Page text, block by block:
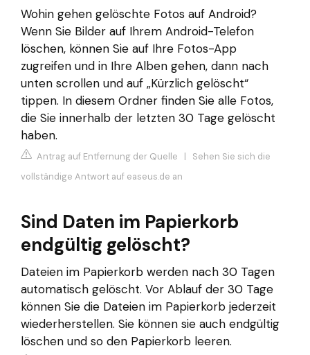
Wohin gehen gelöschte Fotos auf Android?
Wenn Sie Bilder auf Ihrem Android-Telefon
löschen, können Sie auf Ihre Fotos-App
zugreifen und in Ihre Alben gehen, dann nach
unten scrollen und auf „Kürzlich gelöscht“
tippen. In diesem Ordner finden Sie alle Fotos,
die Sie innerhalb der letzten 30 Tage gelöscht
haben.
Antrag auf Entfernung der Quelle | Sehen Sie sich die
vollständige Antwort auf easeus.de an
Sind Daten im Papierkorb
endgültig gelöscht?
Dateien im Papierkorb werden nach 30 Tagen
automatisch gelöscht. Vor Ablauf der 30 Tage
können Sie die Dateien im Papierkorb jederzeit
wiederherstellen. Sie können sie auch endgültig
löschen und so den Papierkorb leeren.